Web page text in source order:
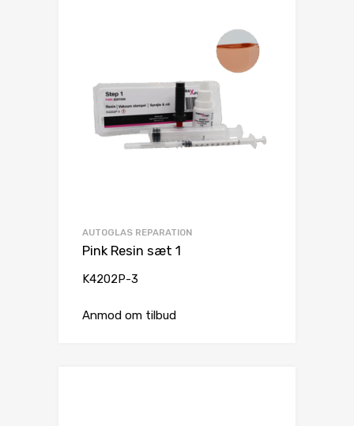
AUTOGLAS REPARATION
Pink Resin sæt 1
K4202P-3
Anmod om tilbud